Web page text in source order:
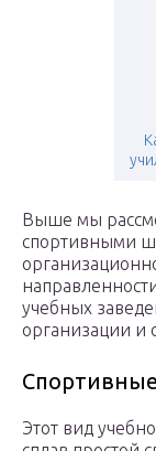
Выше мы
спортивными
учебных
организации и
Этот вид